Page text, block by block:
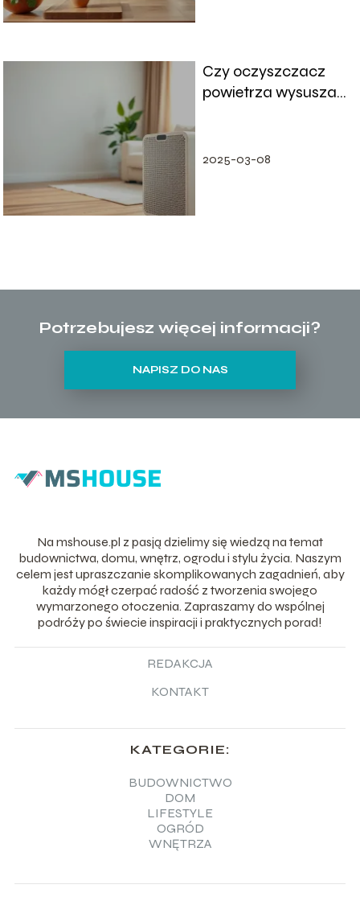
Czy oczyszczacz
powietrza wysusza
2025-03-08
Potrzebujesz więcej informacji?
NAPISZ DO NAS
Na mshouse.pl z pasją dzielimy się wiedzą na temat
budownictwa, domu, wnętrz, ogrodu i stylu życia. Naszym
celem jest upraszczanie skomplikowanych zagadnień, aby
każdy mógł czerpać radość z tworzenia swojego
wymarzonego otoczenia. Zapraszamy do wspólnej
podróży po świecie inspiracji i praktycznych porad!
REDAKCJA
KONTAKT
KATEGORIE:
BUDOWNICTWO
DOM
LIFESTYLE
OGRÓD
WNĘTRZA